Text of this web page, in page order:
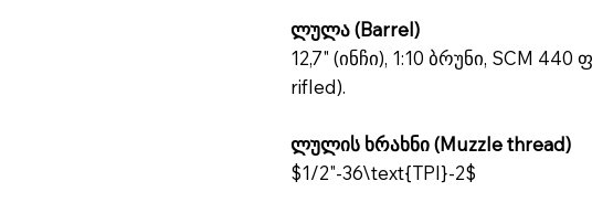
ლულა (Barrel)
12,7" (ინჩი), 1:10 ბრუნი, SCM
rifled).
ლულის ხრახნი (Muzzle thread)
$1/2"-36\text{TPI}-2$